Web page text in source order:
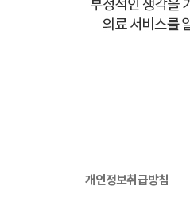
개인정보취급방침